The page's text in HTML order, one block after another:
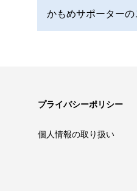
かもめサポーターの
プライバシーポリシー
個人情報の取り扱い